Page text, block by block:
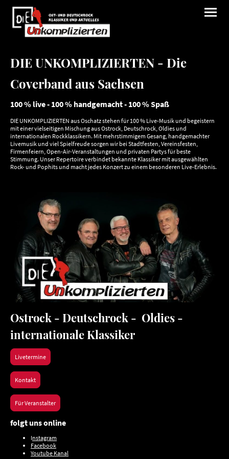
DIE UNKOMPLIZIERTEN - Die
Coverband aus Sachsen
100 % live - 100 % handgemacht - 100 % Spaß
DIE UNKOMPLIZIERTEN aus Oschatz stehen für 100 % Live-Musik und begeistern
mit einer vielseitigen Mischung aus Ostrock, Deutschrock, Oldies und
internationalen Rockklassikern. Mit mehrstimmigem Gesang, handgemachter
Livemusik und viel Spielfreude sorgen wir bei Stadtfesten, Vereinsfesten,
Firmenfeiern, Open-Air-Veranstaltungen und privaten Partys für beste
Stimmung. Unser Repertoire verbindet bekannte Klassiker mit ausgewählten
Rock- und Pophits und macht jedes Konzert zu einem besonderen Live-Erlebnis.
Ostrock - Deutschrock - Oldies -
internationale Klassiker
Livetermine
Kontakt
Für Veranstalter
folgt uns online
Instagram
Facebook
Youtube Kanal